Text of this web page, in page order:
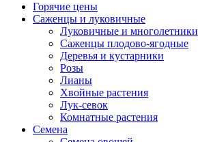
Горячие цены
Саженцы и луковичные
Луковичные и многолетники
Саженцы плодово-ягодные
Деревья и кустарники
Розы
Лианы
Хвойные растения
Лук-севок
Комнатные растения
Семена